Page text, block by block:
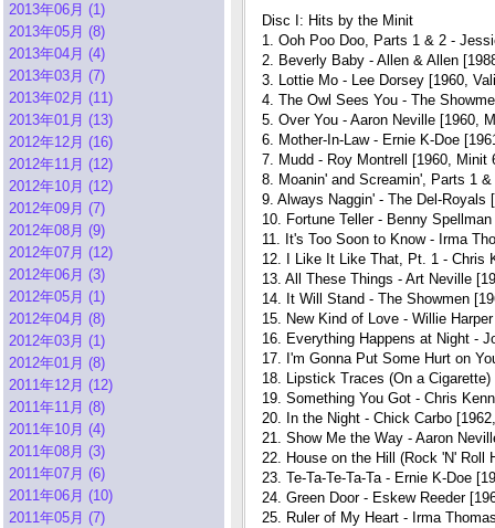
2013年06月 (1)
2013年05月 (8)
2013年04月 (4)
2013年03月 (7)
2013年02月 (11)
2013年01月 (13)
2012年12月 (16)
2012年11月 (12)
2012年10月 (12)
2012年09月 (7)
2012年08月 (9)
2012年07月 (12)
2012年06月 (3)
2012年05月 (1)
2012年04月 (8)
2012年03月 (1)
2012年01月 (8)
2011年12月 (12)
2011年11月 (8)
2011年10月 (4)
2011年08月 (3)
2011年07月 (6)
2011年06月 (10)
2011年05月 (7)
Disc I: Hits by the Minit
1. Ooh Poo Doo, Parts 1 & 2 -
2. Beverly Baby - Allen & Allen
3. Lottie Mo - Lee Dorsey [1960,
4. The Owl Sees You - The
5. Over You - Aaron Neville [1960,
6. Mother-In-Law - Ernie K-Doe
7. Mudd - Roy Montrell [1960, Minit
8. Moanin' and Screamin', Parts 1
9. Always Naggin' - The Del-Royals
10. Fortune Teller - Benny
11. It's Too Soon to Know - Irma
12. I Like It Like That, Pt. 1 - Chris
13. All These Things - Art Neville
14. It Will Stand - The Showmen
15. New Kind of Love - Willie
16. Everything Happens at Night -
17. I'm Gonna Put Some Hurt on
18. Lipstick Traces (On a
19. Something You Got - Chris
20. In the Night - Chick Carbo
21. Show Me the Way - Aaron
22. House on the Hill (Rock 'N' Roll
23. Te-Ta-Te-Ta-Ta - Ernie K-Doe
24. Green Door - Eskew Reeder
25. Ruler of My Heart - Irma